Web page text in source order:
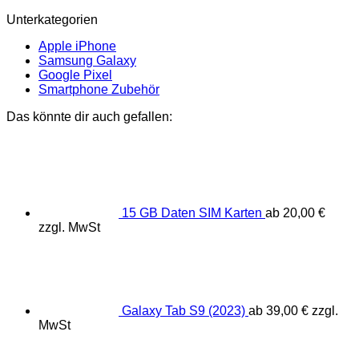
Unterkategorien
Apple iPhone
Samsung Galaxy
Google Pixel
Smartphone Zubehör
Das könnte dir auch gefallen:
15 GB Daten SIM Karten ab 20,00 €
zzgl. MwSt
Galaxy Tab S9 (2023) ab 39,00 € zzgl.
MwSt